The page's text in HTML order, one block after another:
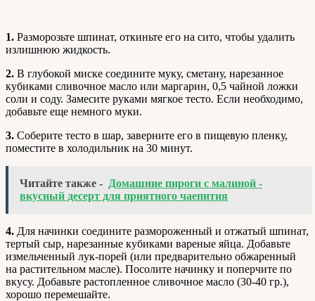
1. Разморозьте шпинат, откиньте его на сито, чтобы удалить
излишнюю жидкость.
2. В глубокой миске соедините муку, сметану, нарезанное
кубиками сливочное масло или маргарин, 0,5 чайной ложки
соли и соду. Замесите руками мягкое тесто. Если необходимо,
добавьте еще немного муки.
3. Соберите тесто в шар, заверните его в пищевую пленку,
поместите в холодильник на 30 минут.
Читайте также - Домашние пироги с малиной -
вкусный десерт для приятного чаепития
4. Для начинки соедините размороженный и отжатый шпинат,
тертый сыр, нарезанные кубиками вареные яйца. Добавьте
измельченный лук-порей (или предварительно обжаренный
на растительном масле). Посолите начинку и поперчите по
вкусу. Добавьте растопленное сливочное масло (30-40 гр.),
хорошо перемешайте.